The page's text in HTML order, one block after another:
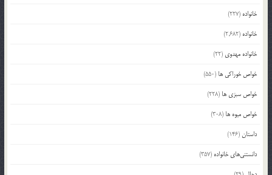
خانواده (227)
خانواده (2,682)
خانواده مهدوی (22)
خواص خوراکی ها (550)
خواص سبزی ها (228)
خواص میوه ها (308)
داستان(146)
دانستنی‌های خانواده (357)